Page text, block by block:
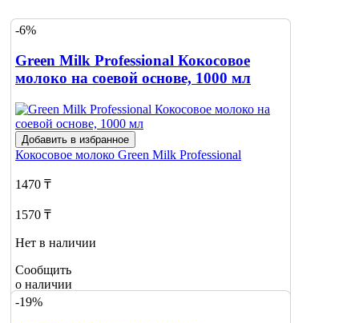
-6%
Green Milk Professional Кокосовое
молоко на соевой основе, 1000 мл
Добавить в избранное
Кокосовое молоко Green Milk Professional
1470 ₸
1570 ₸
Нет в наличии
Сообщить
о наличии
2
-19%